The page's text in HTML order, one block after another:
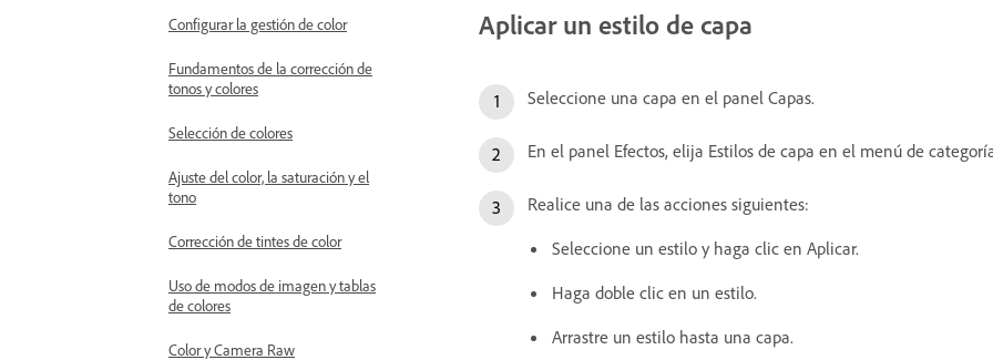
Configurar la gestión de color
Fundamentos de la corrección de
tonos y colores
Selección de colores
Ajuste del color, la saturación y el
tono
Corrección de tintes de color
Uso de modos de imagen y tablas
de colores
Color y Camera Raw
Aplicar un estilo de capa
Seleccione una capa en el panel Capas.
En el panel Efectos, elija Estilos de capa en el menú de
Realice una de las acciones siguientes:
Seleccione un estilo y haga clic en Aplicar.
Haga doble clic en un estilo.
Arrastre un estilo hasta una capa.